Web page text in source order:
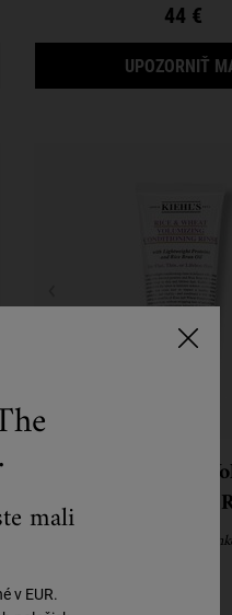
NOURISHING
44 €
UPOZORNIŤ
Rice and Wheat
Conditioning
Objemový kondicionér na
mali
v EUR.